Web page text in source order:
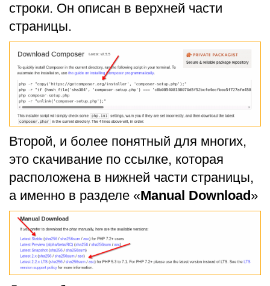
строки. Он описан в верхней части
страницы.
Второй, и более понятный для многих,
это скачивание по ссылке, которая
расположена в нижней части страницы,
а именно в разделе «Manual Download»